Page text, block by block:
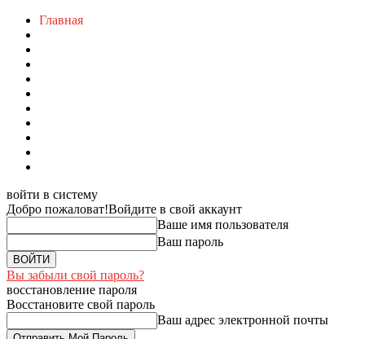
Главная
войти в систему
Добро пожаловат!Войдите в свой аккаунт
Ваше имя пользователя
Ваш пароль
Вы забыли свой пароль?
восстановление пароля
Восстановите свой пароль
Ваш адрес электронной почты